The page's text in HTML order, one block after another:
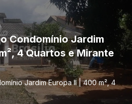
Condomínio Jardim
4 Quartos e Mirante
Jardim Europa II | 400 m², 4